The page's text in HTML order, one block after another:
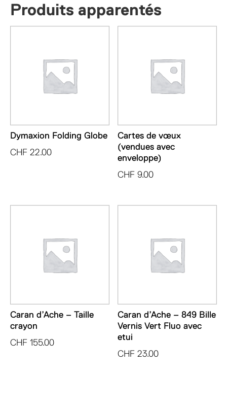
Produits apparentés
Dymaxion Folding Globe
CHF 22.00
Cartes de vœux
(vendues avec
enveloppe)
CHF 9.00
Caran d’Ache – Taille
crayon
CHF 155.00
Caran d’Ache – 849 Bille
Vernis Vert Fluo avec
etui
CHF 23.00